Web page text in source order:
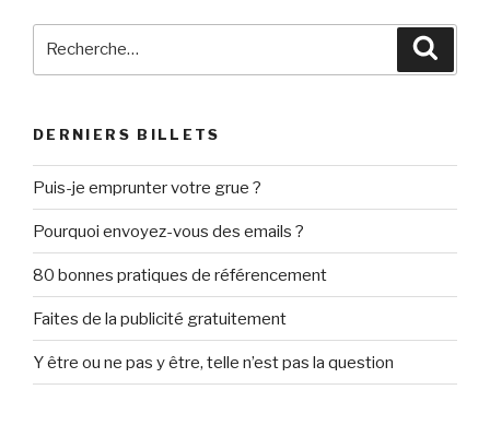
DERNIERS BILLETS
Puis-je emprunter votre grue ?
Pourquoi envoyez-vous des emails ?
80 bonnes pratiques de référencement
Faites de la publicité gratuitement
Y être ou ne pas y être, telle n’est pas la question